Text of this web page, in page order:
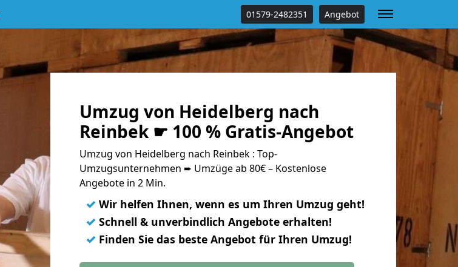
01579-2482351 Angebot
Umzug von Heidelberg nach
Reinbek ☛ 100 % Gratis-Angebot
Umzug von Heidelberg nach Reinbek : Top-
Umzugsunternehmen ➨ Umzüge ab 80€ – Kostenlose
Angebote in 2 Min.
✓ Wir helfen Ihnen, wenn es um Ihren Umzug geht!
✓ Schnell & unverbindlich Angebote erhalten!
✓ Finden Sie das beste Angebot für Ihren Umzug!